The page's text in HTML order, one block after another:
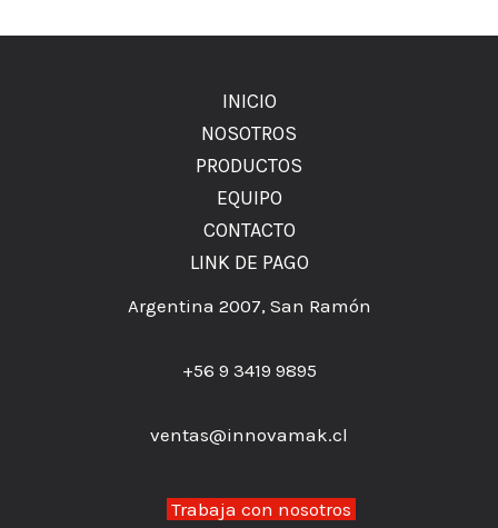
INICIO
NOSOTROS
PRODUCTOS
EQUIPO
CONTACTO
LINK DE PAGO
Argentina 2007, San Ramón
+56 9 3419 9895
ventas@innovamak.cl
Trabaja con nosotros